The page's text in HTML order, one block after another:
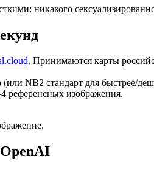
никакого
. Принимаются карты
(или NB2 стандарт для быстрее/
референсных изображения.